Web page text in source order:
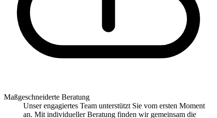
Maßgeschneiderte Beratung
Unser engagiertes Team unterstützt Sie vom ersten Moment
an. Mit individueller Beratung finden wir gemeinsam die